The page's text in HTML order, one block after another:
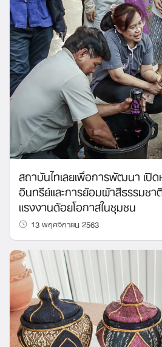
Search
for:
สถาบันไทเลยเพื่อการพัฒนา เปิ
อินทรีย์และการย้อมผ้าสีธรรมช
แรงงานด้อยโอกาสในชุมชน
13 พฤศจิกายน 2563